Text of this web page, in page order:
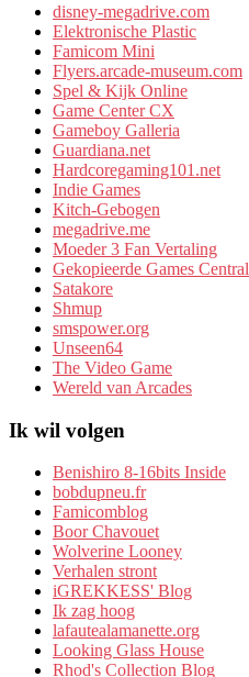
disney-megadrive.com
Elektronische Plastic
Famicom Mini
Flyers.arcade-museum.com
Spel & Kijk Online
Game Center CX
Gameboy Galleria
Guardiana.net
Hardcoregaming101.net
Indie Games
Kitch-Gebogen
megadrive.me
Moeder 3 Fan Vertaling
Gekopieerde Games Central
Satakore
Shmup
smspower.org
Unseen64
The Video Game
Wereld van Arcades
Ik wil volgen
Benishiro 8-16bits Inside
bobdupneu.fr
Famicomblog
Boor Chavouet
Wolverine Looney
Verhalen stront
iGREKKESS' Blog
Ik zag hoog
lafautealamanette.org
Looking Glass House
Rhod's Collection Blog